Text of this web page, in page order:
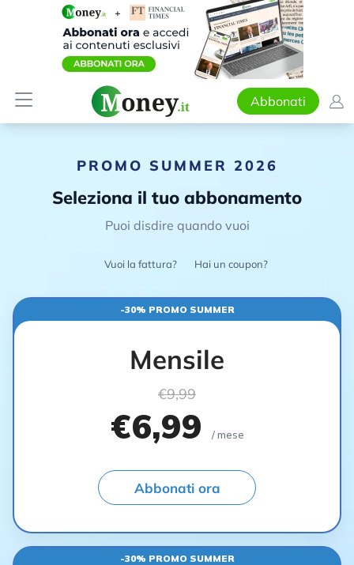
Abbonati
PROMO SUMMER 2026
Seleziona il tuo abbonamento
Puoi disdire quando vuoi
Vuoi la fattura? Hai un coupon?
-30% PROMO SUMMER
Mensile
€9,99
€6,99 / mese
Abbonati ora
-30% PROMO SUMMER